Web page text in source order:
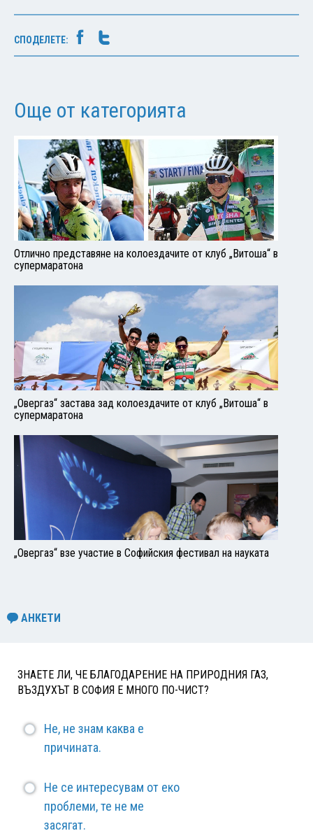
СПОДЕЛЕТЕ:
Още от категорията
Отлично представяне на колоездачите от клуб „Витоша“ в
супермаратона
„Овергаз“ застава зад колоездачите от клуб „Витоша“ в
супермаратона
„Овергаз“ взе участие в Софийския фестивал на науката
АНКЕТИ
ЗНАЕТЕ ЛИ, ЧЕ БЛАГОДАРЕНИЕ НА ПРИРОДНИЯ ГАЗ,
ВЪЗДУХЪТ В СОФИЯ Е МНОГО ПО-ЧИСТ?
Не, не знам каква е
причината.
Не се интересувам от еко
проблеми, те не ме
засягат.